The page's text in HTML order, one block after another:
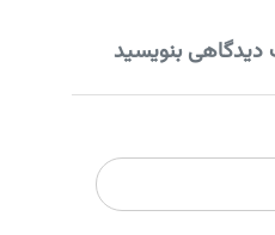
دیدگاهی بنویسید